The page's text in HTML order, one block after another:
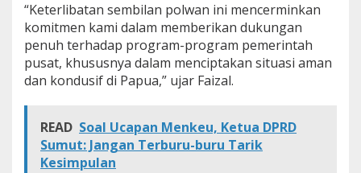
“Keterlibatan sembilan polwan ini mencerminkan
komitmen kami dalam memberikan dukungan
penuh terhadap program-program pemerintah
pusat, khususnya dalam menciptakan situasi aman
dan kondusif di Papua,” ujar Faizal.
READ Soal Ucapan Menkeu, Ketua DPRD
Sumut: Jangan Terburu-buru Tarik
Kesimpulan